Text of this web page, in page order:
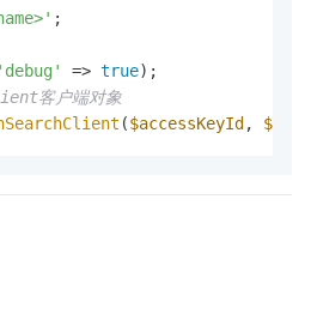
'debug' => true
客户端对象
($accessKeyId ,